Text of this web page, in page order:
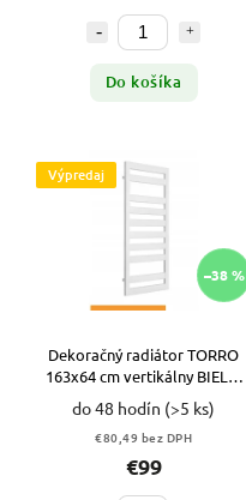
Do košíka
Výpredaj
–38 %
Dekoračný radiátor TORRO
163x64 cm vertikálny BIELA ​​
PERLA II.TRIEDA VYPR
do 48 hodín (>5 ks)
€80,49 bez DPH
€99